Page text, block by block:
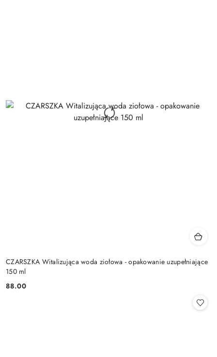
CZARSZKA Witalizująca woda ziołowa - opakowanie uzupełniające
150 ml
Cena:
88.00